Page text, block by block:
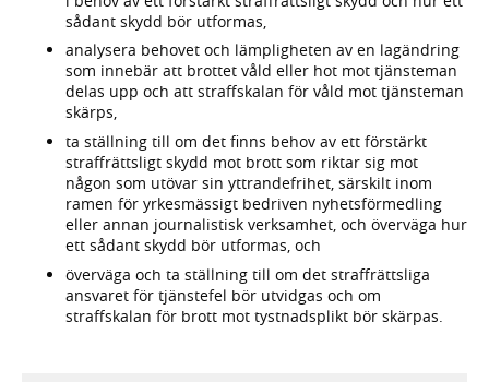
sådant skydd bör utformas,
analysera behovet och lämpligheten av en lagändring
som innebär att brottet våld eller hot mot tjänsteman
delas upp och att straffskalan för våld mot tjänsteman
skärps,
ta ställning till om det finns behov av ett förstärkt
straffrättsligt skydd mot brott som riktar sig mot
någon som utövar sin yttrandefrihet, särskilt inom
ramen för yrkesmässigt bedriven nyhetsförmedling
eller annan journalistisk verksamhet, och överväga hur
ett sådant skydd bör utformas, och
överväga och ta ställning till om det straffrättsliga
ansvaret för tjänstefel bör utvidgas och om
straffskalan för brott mot tystnadsplikt bör skärpas.